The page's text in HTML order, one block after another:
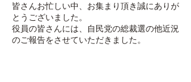
皆さんお忙しい中、お集まり頂き誠にありが
とうございました。
役員の皆さんには、自民党の総裁選の他近況
のご報告をさせていただきました。